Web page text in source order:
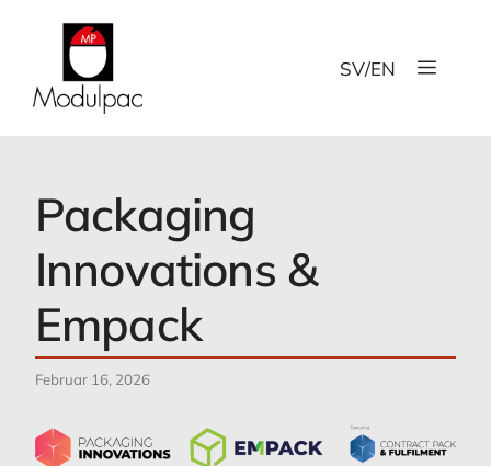
springen
SV/EN Menü
Packaging
Innovations &
Empack
Februar 16, 2026